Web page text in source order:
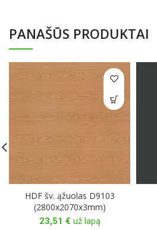
PANAŠŪS PRODUKTAI
HDF šv. ąžuolas D9103
(2800x2070x3mm)
23,51 € už lapą